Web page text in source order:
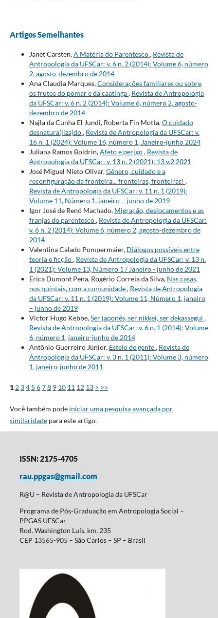
Artigos Semelhantes
Janet Carsten,A Matéria do Parentesco, Revista de
Antropologia da UFSCar: v. 6 n. 2 (2014): Volume 6, número
2, agosto-dezembro de 2014
Ana Claudia Marques,Considerações familiares ou sobre
os frutos do pomar e da caatinga, Revista de Antropologia
da UFSCar: v. 6 n. 2 (2014): Volume 6, número 2, agosto-
dezembro de 2014
Najla da Cunha El Jundi, Roberta Fin Motta,O cuidado
desnatura(liza)do, Revista de Antropologia da UFSCar: v.
16 n. 1 (2024): Volume 16, número 1, Janeiro-junho 2024
Juliana Ramos Boldrin,Afeto e perigo, Revista de
Antropologia da UFSCar: v. 13 n. 2 (2021): 13 v.2 2021
José Miguel Nieto Olivar,Gênero, cuidado e a
reconfiguração da fronteira... fronteiras, fronteiras! ,
Revista de Antropologia da UFSCar: v. 11 n. 1 (2019):
Volume 11, Número 1, janeiro – junho de 2019
Igor José de Renó Machado, Migração, deslocamentos e as
franjas do parentesco, Revista de Antropologia da UFSCar:
v. 6 n. 2 (2014): Volume 6, número 2, agosto-dezembro de
2014
Valentina Calado Pompermaier, Diálogos possíveis entre
teoria e ficção, Revista de Antropologia da UFSCar: v. 13 n.
1 (2021): Volume 13, Número 1 / Janeiro - junho de 2021
Erica Dumont Pena, Rogério Correia da Silva, Nas casas,
nos quintais, com a comunidade, Revista de Antropologia
da UFSCar: v. 11 n. 1 (2019): Volume 11, Número 1, janeiro
– junho de 2019
Victor Hugo Kebbe,Ser japonês, ser nikkei, ser dekassegui ,
Revista de Antropologia da UFSCar: v. 6 n. 1 (2014): Volume
6, número 1, janeiro-junho de 2014
Antônio Guerreiro Júnior, Esteio de gente, Revista de
Antropologia da UFSCar: v. 3 n. 1 (2011): Volume 3, número
1, janeiro-junho de 2011
1 2 34 5 678 9 10 11 12 13 > >>
Você também pode iniciar uma pesquisa avançada por
similaridadepara este artigo.
ISSN: 2175-4705
rau.ppgas@gmail.com
R@U – Revista de Antropologia da UFSCar
Programa de Pós-Graduação em Antropologia Social –
PPGAS UFSCar
Rod. Washington Luís, km. 235
CEP 13565-905 – São Carlos – SP – Brasil